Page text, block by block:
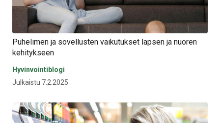
Puhelimen ja sovellusten vaikutukset lapsen ja nuoren
kehitykseen
Hyvinvointiblogi
Julkaistu 7.2.2025